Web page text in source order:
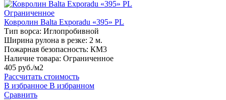
Ограниченное
Ковролин Balta Exporadu «395» PL
Тип ворса: Иглопробивной
Ширина рулона в резке: 2 м.
Пожарная безопасность: КМ3
Наличие товара: Ограниченное
405 руб./м2
Рассчитать стоимость
В избранное В избранном
Сравнить